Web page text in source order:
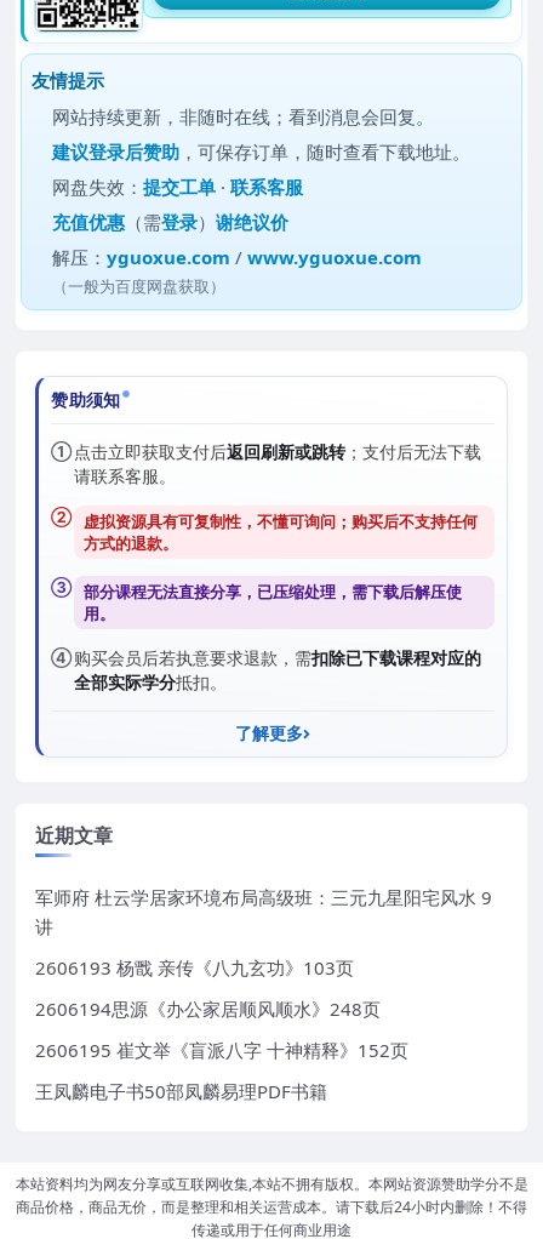
友情提示
网站持续更新，非随时在线；看到消息会回复。
建议登录后赞助 ，可保存订单，随时查看下载地址。
网盘失效：提交工单 ·联系客服
充值优惠 （需登录）谢绝议价
解压：yguoxue.com /www.yguoxue.com
（一般为百度网盘获取）
赞助须知
① 点击立即获取支付后返回刷新或跳转；支付后无法下载
请联系客服。
② 虚拟资源具有可复制性，不懂可询问；购买后不支持任何
方式的退款。
③ 部分课程无法直接分享，已压缩处理，需下载后解压使
用。
④购买会员后若执意要求退款，需扣除已下载课程对应的
全部实际学分抵扣。
了解更多
近期文章
军师府 杜云学居家环境布局高级班：三元九星阳宅风水 9
讲
2606193 杨戬 亲传《八九玄功》103页
2606194思源《办公家居顺风顺水》248页
2606195 崔文举《盲派八字 十神精释》152页
王凤麟电子书50部凤麟易理PDF书籍
本站资料均为网友分享或互联网收集,本站不拥有版权。本网站资源赞助学分不是
商品价格，商品无价，而是整理和相关运营成本。请下载后24小时内删除！不得
传递或用于任何商业用途